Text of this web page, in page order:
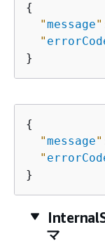
{
"message"
"
}
{
"message"
"
}
マ